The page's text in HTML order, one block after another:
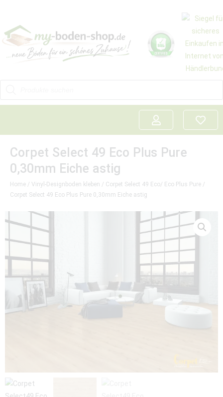
Corpet Select 49 Eco Plus Pure
0,30mm Eiche astig
Home / Vinyl-Designboden kleben / Corpet Select 49 Eco/ Eco Plus Pure /
Corpet Select 49 Eco Plus Pure 0,30mm Eiche astig